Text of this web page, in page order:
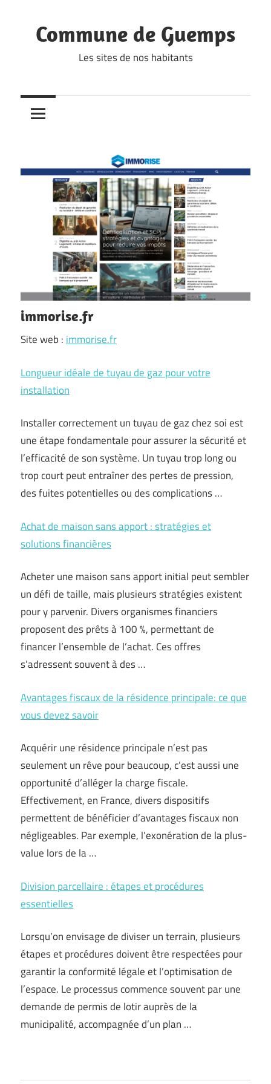
content
Commune de Guemps
Les sites de nos habitants
immorise.fr
Site web : immorise.fr
Longueur idéale de tuyau de gaz pour votre
installation
Installer correctement un tuyau de gaz chez soi est
une étape fondamentale pour assurer la sécurité et
l’efficacité de son système. Un tuyau trop long ou
trop court peut entraîner des pertes de pression,
des fuites potentielles ou des complications …
Achat de maison sans apport : stratégies et
solutions financières
Acheter une maison sans apport initial peut sembler
un défi de taille, mais plusieurs stratégies existent
pour y parvenir. Divers organismes financiers
proposent des prêts à 100 %, permettant de
financer l’ensemble de l’achat. Ces offres
s’adressent souvent à des …
Avantages fiscaux de la résidence principale: ce que
vous devez savoir
Acquérir une résidence principale n’est pas
seulement un rêve pour beaucoup, c’est aussi une
opportunité d’alléger la charge fiscale.
Effectivement, en France, divers dispositifs
permettent de bénéficier d’avantages fiscaux non
négligeables. Par exemple, l’exonération de la plus-
value lors de la …
Division parcellaire : étapes et procédures
essentielles
Lorsqu’on envisage de diviser un terrain, plusieurs
étapes et procédures doivent être respectées pour
garantir la conformité légale et l’optimisation de
l’espace. Le processus commence souvent par une
demande de permis de lotir auprès de la
municipalité, accompagnée d’un plan …